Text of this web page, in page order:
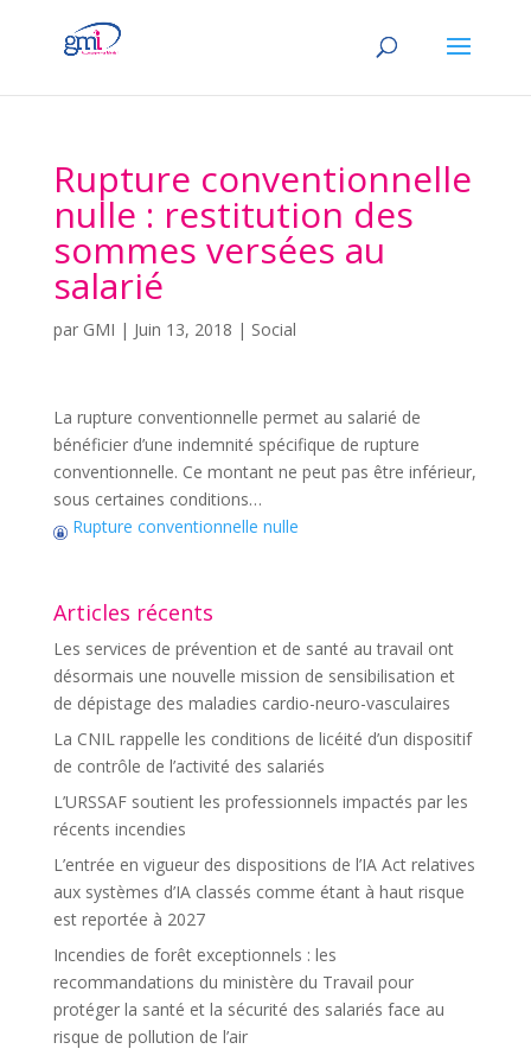
Rupture conventionnelle
nulle : restitution des
sommes versées au
salarié
par GMI | Juin 13, 2018 | Social
La rupture conventionnelle permet au salarié de
bénéficier d’une indemnité spécifique de rupture
conventionnelle. Ce montant ne peut pas être inférieur,
sous certaines conditions…
Rupture conventionnelle nulle
Articles récents
Les services de prévention et de santé au travail ont
désormais une nouvelle mission de sensibilisation et
de dépistage des maladies cardio-neuro-vasculaires
La CNIL rappelle les conditions de licéité d’un dispositif
de contrôle de l’activité des salariés
L’URSSAF soutient les professionnels impactés par les
récents incendies
L’entrée en vigueur des dispositions de l’IA Act relatives
aux systèmes d’IA classés comme étant à haut risque
est reportée à 2027
Incendies de forêt exceptionnels : les
recommandations du ministère du Travail pour
protéger la santé et la sécurité des salariés face au
risque de pollution de l’air